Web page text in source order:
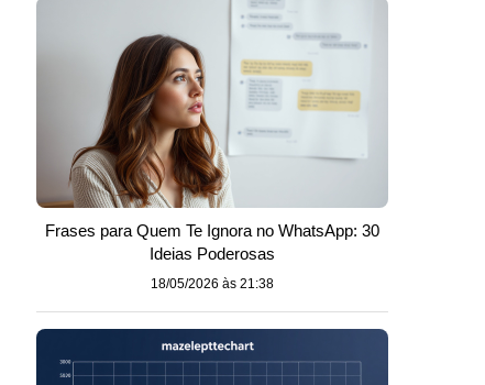
Frases para Quem Te Ignora no WhatsApp: 30
Ideias Poderosas
18/05/2026 às 21:38